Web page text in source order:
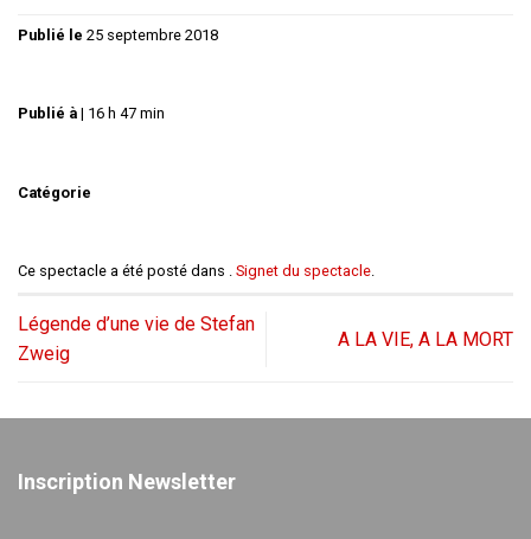
Publié le 25 septembre 2018
Publié à | 16 h 47 min
Catégorie
Ce spectacle a été posté dans . Signet du spectacle.
Légende d’une vie de Stefan
Zweig
A LA VIE, A LA MORT
Inscription Newsletter